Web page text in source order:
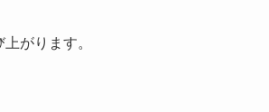
がります。